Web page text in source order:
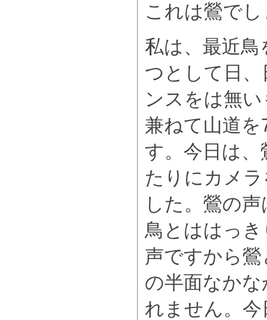
これは鶯で
私は、最近
つとして日
ンスをは無
兼ねて山道
す。今日は
たりにカメ
した。鶯の
鳥とははっ
声ですから
の半面なか
れません。